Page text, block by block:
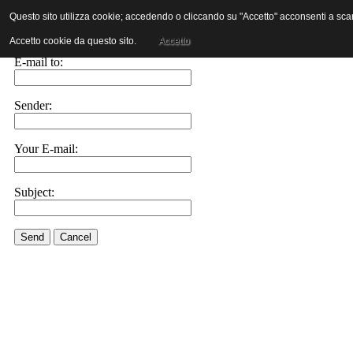
E-mail this link to a friend.
E-mail to:
Sender:
Your E-mail:
Subject:
Send Cancel
Questo sito utilizza cookie; accedendo o cliccando su "Accetto" acconsenti a
Accetto cookie da questo sito. Accetto